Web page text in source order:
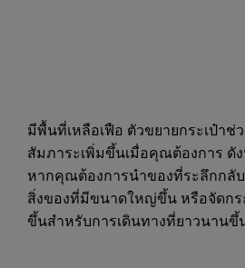
มีพื้นที่เหลือเฟือ ตัวขยายกระเป๋า
สัมภาระเพิ่มขึ้นเมื่อคุณต้องการ ดั
หากคุณต้องการนำของที่ระลึกกลั
สิ่งของที่มีขนาดใหญ่ขึ้น หรือจัดกร
ขึ้นสำหรับการเดินทางที่ยาวนานขึ้